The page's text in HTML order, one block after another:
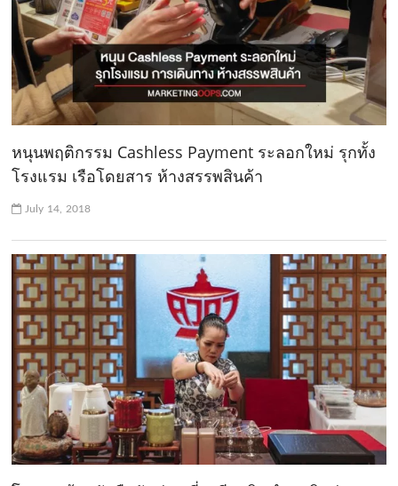
หนุนพฤติกรรม Cashless Payment ระลอกใหม่ รุกทั้ง
โรงแรม เรือโดยสาร ห้างสรรพสินค้า
July 14, 2018